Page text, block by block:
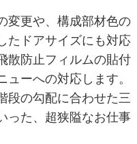
変更や、構成部材色の
たドアサイズにも対応
散防止フィルムの貼付
ーへの対応します。
段の勾配に合わせた三
った、超狭隘なお仕事